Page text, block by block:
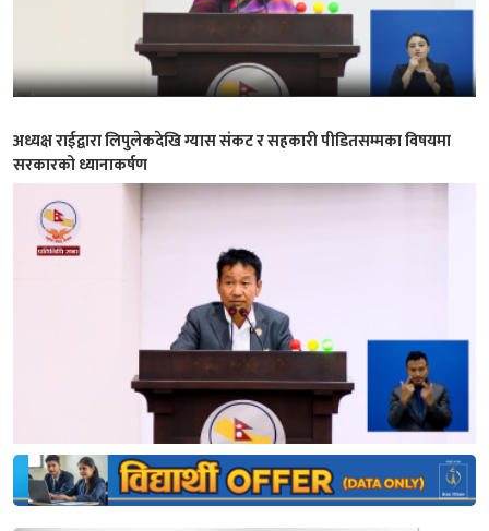
अध्यक्ष राईद्वारा लिपुलेकदेखि ग्यास संकट र सहकारी पीडितसम्मका विषयमा
सरकारको ध्यानाकर्षण